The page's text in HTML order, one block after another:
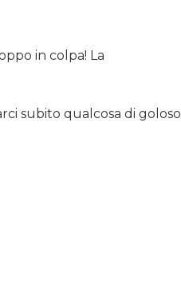
in colpa! La
subito qualcosa di goloso